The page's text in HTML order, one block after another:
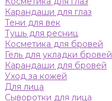
Карандаши для глаз
Тени для век
Тушь для ресниц
Косметика для бровей
Гель для укладки бровей
Карандаши для бровей
Уход за кожей
Для лица
Сыворотки для лица